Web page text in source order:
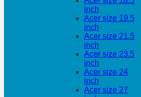
inch
Acer size 19.5
inch
Acer size 21.5
inch
Acer size 23.5
inch
Acer size 24
inch
Acer size 27